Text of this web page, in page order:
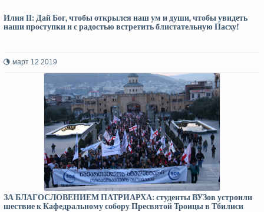
Илия II: Дай Бог, чтобы открылcя наш ум и души, чтобы увидеть
наши проступки и с радостью встретить блистательную Пасху!
март 12 2019
ЗА БЛАГОСЛОВЕНИЕМ ПАТРИАРХА: студенты ВУЗов устроили
шествие к Кафедральному собору Пресвятой Троицы в Тбилиси